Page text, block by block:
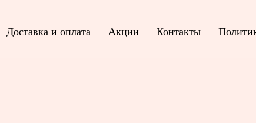
Доставка и оплата Акции Контакты